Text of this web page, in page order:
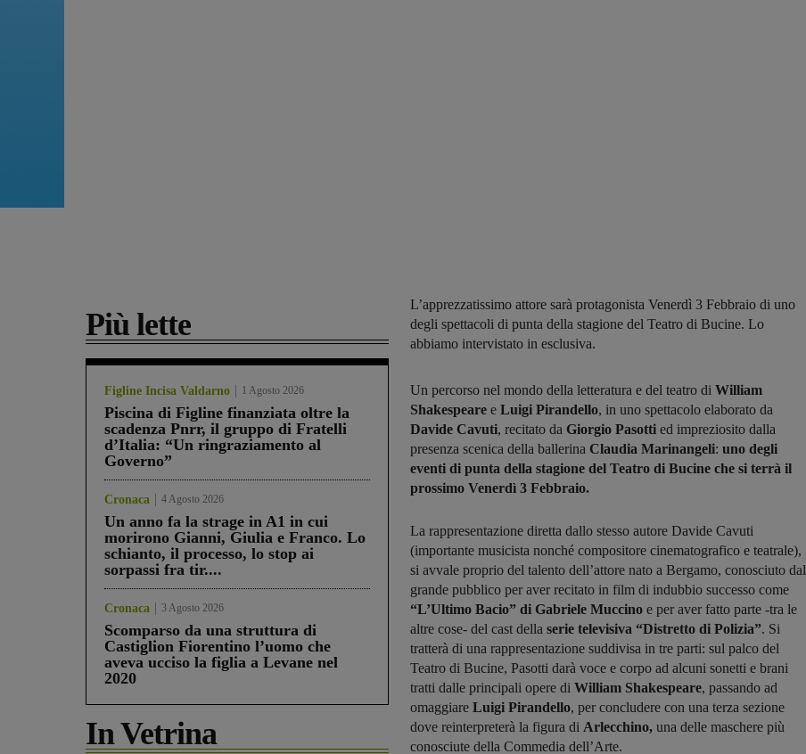
Più lette
Figline Incisa Valdarno 1 Agosto 2026
Piscina di Figline finanziata oltre la
scadenza Pnrr, il gruppo di Fratelli
d’Italia: “Un ringraziamento al
Governo”
Cronaca 4 Agosto 2026
Un anno fa la strage in A1 in cui
morirono Gianni, Giulia e Franco. Lo
schianto, il processo, lo stop ai
sorpassi fra tir....
Cronaca 3 Agosto 2026
Scomparso da una struttura di
Castiglion Fiorentino l’uomo che
aveva ucciso la figlia a Levane nel
2020
In Vetrina
L’apprezzatissimo attore sarà protagonista Venerdì 3 Febbraio di uno
degli spettacoli di punta della stagione del Teatro di Bucine. Lo
abbiamo intervistato in esclusiva.
Un percorso nel mondo della letteratura e del teatro di William
Shakespeare e Luigi Pirandello, in uno spettacolo elaborato da
Davide Cavuti, recitato da Giorgio Pasotti ed impreziosito dalla
presenza scenica della ballerina Claudia Marinangeli: uno degli
eventi di punta della stagione del Teatro di Bucine che si terrà il
prossimo Venerdì 3 Febbraio.
La rappresentazione diretta dallo stesso autore Davide Cavuti
(importante musicista nonché compositore cinematografico e teatrale),
si avvale proprio del talento dell’attore nato a Bergamo, conosciuto dal
grande pubblico per aver recitato in film di indubbio successo come
“L’Ultimo Bacio” di Gabriele Muccino e per aver fatto parte -tra le
altre cose- del cast della serie televisiva “Distretto di Polizia”. Si
tratterà di una rappresentazione suddivisa in tre parti: sul palco del
Teatro di Bucine, Pasotti darà voce e corpo ad alcuni sonetti e brani
tratti dalle principali opere di William Shakespeare, passando ad
omaggiare Luigi Pirandello, per concludere con una terza sezione
dove reinterpreterà la figura di Arlecchino, una delle maschere più
conosciute della Commedia dell’Arte.